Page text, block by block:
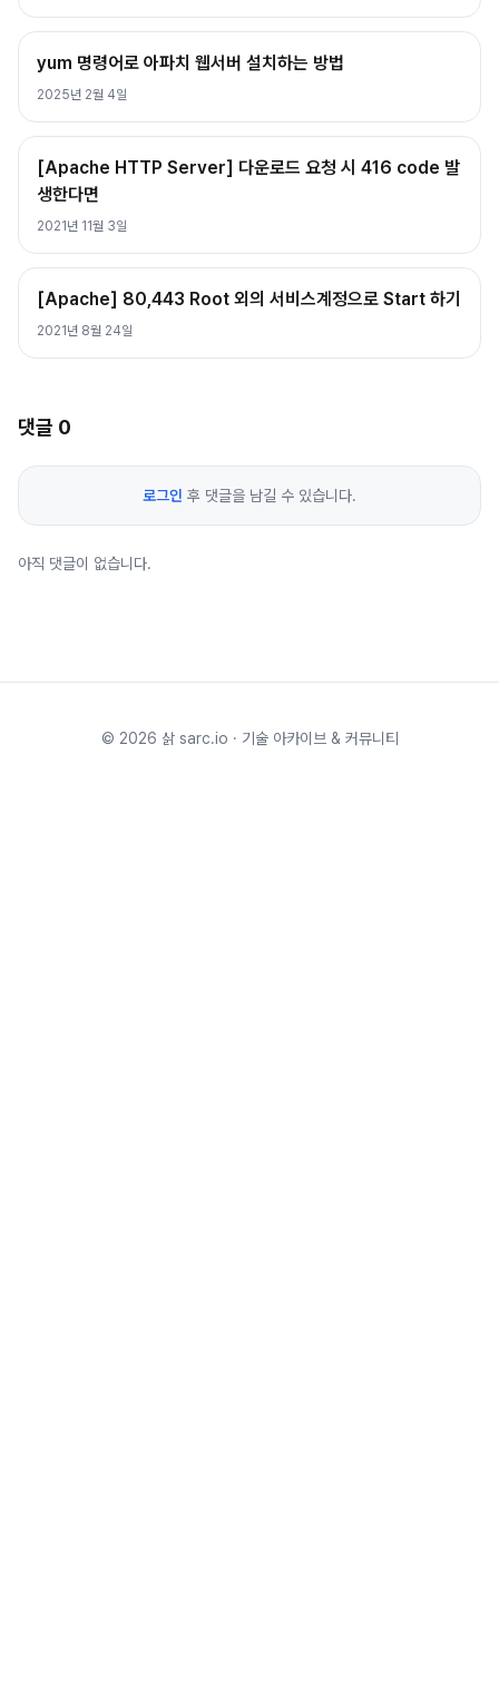
yum 명령어로 아파치 웹서버 설치하는 방법
2025년 2월 4일
[Apache HTTP Server] 다운로드 요청 시 416 code 발
생한다면
2021년 11월 3일
[Apache] 80,443 Root 외의 서비스계정으로 Start 하기
2021년 8월 24일
댓글 0
로그인 후 댓글을 남길 수 있습니다.
아직 댓글이 없습니다.
© 2026 삵 sarc.io · 기술 아카이브 & 커뮤니티